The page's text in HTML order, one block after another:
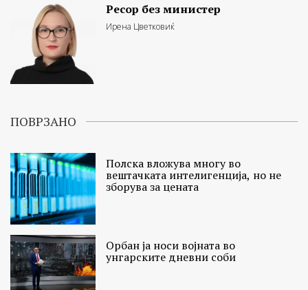
Ресор без министер
Ирена Цветковиќ
ПОВРЗАНО
Полска вложува многу во
вештачката интелигенција, но не
зборува за цената
Орбан ја носи војната во
унгарските дневни соби